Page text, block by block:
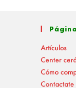
Artículos
Center
Cómo
Contactate